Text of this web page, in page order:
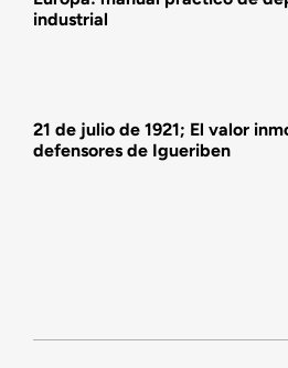
industrial
21 de julio de 1921; El valor
defensores de Igueriben